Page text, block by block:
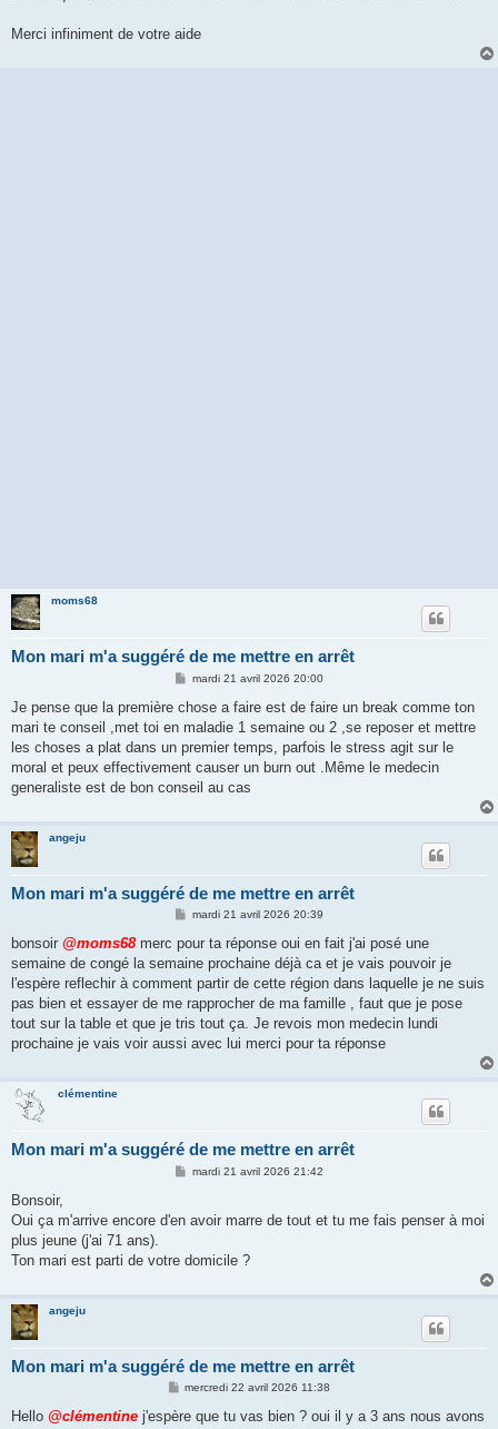
Merci infiniment de votre aide
moms68
Mon mari m'a suggéré de me mettre en arrêt
M
s
a
g
mardi 21 avril 2026 20:00
Je pense que la première chose a faire est de faire un break comme ton
mari te conseil ,met toi en maladie 1 semaine ou 2 ,se reposer et mettre
les choses a plat dans un premier temps, parfois le stress agit sur le
moral et peux effectivement causer un burn out .Même le medecin
generaliste est de bon conseil au cas
angeju
Mon mari m'a suggéré de me mettre en arrêt
M
s
a
g
mardi 21 avril 2026 20:39
bonsoir @moms68merc pour ta réponse oui en fait j'ai posé une
semaine de congé la semaine prochaine déjà ca et je vais pouvoir je
l'espère reflechir à comment partir de cette région dans laquelle je ne suis
pas bien et essayer de me rapprocher de ma famille , faut que je pose
tout sur la table et que je tris tout ça. Je revois mon medecin lundi
prochaine je vais voir aussi avec lui merci pour ta réponse
clémentine
Mon mari m'a suggéré de me mettre en arrêt
M
a
mardi 21 avril 2026 21:42
Bonsoir,
Oui ça m'arrive encore d'en avoir marre de tout et tu me fais penser à moi
plus jeune (j'ai 71 ans).
Ton mari est parti de votre domicile ?
angeju
Mon mari m'a suggéré de me mettre en arrêt
M
s
mercredi 22 avril 2026 11:38
Hello @clémentine j'espère que tu vas bien ? oui il y a 3 ans nous avons